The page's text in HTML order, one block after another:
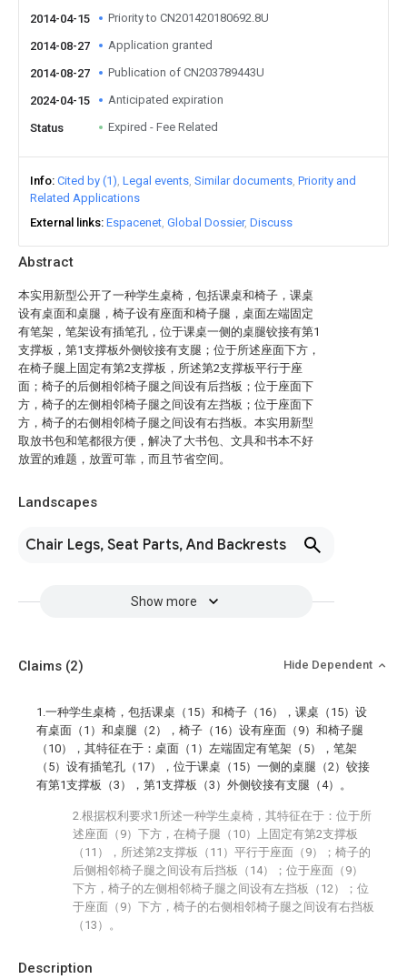
Abstract
本实用新型公开了一种学生桌椅，包括课桌和椅子，课桌
设有桌面和桌腿，椅子设有座面和椅子腿，桌面左端固定
有笔架，笔架设有插笔孔，位于课桌一侧的桌腿铰接有第1
支撑板，第1支撑板外侧铰接有支腿；位于所述座面下方，
在椅子腿上固定有第2支撑板，所述第2支撑板平行于座
面；椅子的后侧相邻椅子腿之间设有后挡板；位于座面下
方，椅子的左侧相邻椅子腿之间设有左挡板；位于座面下
方，椅子的右侧相邻椅子腿之间设有右挡板。本实用新型
取放书包和笔都很方便，解决了大书包、文具和书本不好
放置的难题，放置可靠，而且节省空间。
Landscapes
Chair Legs, Seat Parts, And Backrests
Show more
2014-04-15
Priority to CN201420180692.8U
2014-08-27 Application granted
2014-08-27 Publication of CN203789443U
2024-04-15 Anticipated expiration
Status Expired - Fee Related
Info Cited by (1) Legal events Similar documents Priority and
Related Applications
External links Espacenet Global Dossier Discuss
Description
Claims (2) Hide Dependent
1.一种学生桌椅，包括课桌（15）和椅子（16），课桌（15）设
有桌面（1）和桌腿（2），椅子（16）设有座面（9）和椅子腿
（10），其特征在于：桌面（1）左端固定有笔架（5），笔架
（5）设有插笔孔（17），位于课桌（15）一侧的桌腿（2）铰接
有第1支撑板（3），第1支撑板（3）外侧铰接有支腿（4）。
2.根据权利要求1所述一种学生桌椅，其特征在于：位于所
述座面（9）下方，在椅子腿（10）上固定有第2支撑板
（11），所述第2支撑板（11）平行于座面（9）；椅子的
后侧相邻椅子腿之间设有后挡板（14）；位于座面（9）
下方，椅子的左侧相邻椅子腿之间设有左挡板（12）；位
于座面（9）下方，椅子的右侧相邻椅子腿之间设有右挡板
（13）。